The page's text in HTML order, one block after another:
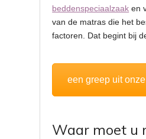
beddenspeciaalzaak en
van de matras die het
factoren. Dat begint bij
een greep uit
Waar moet u